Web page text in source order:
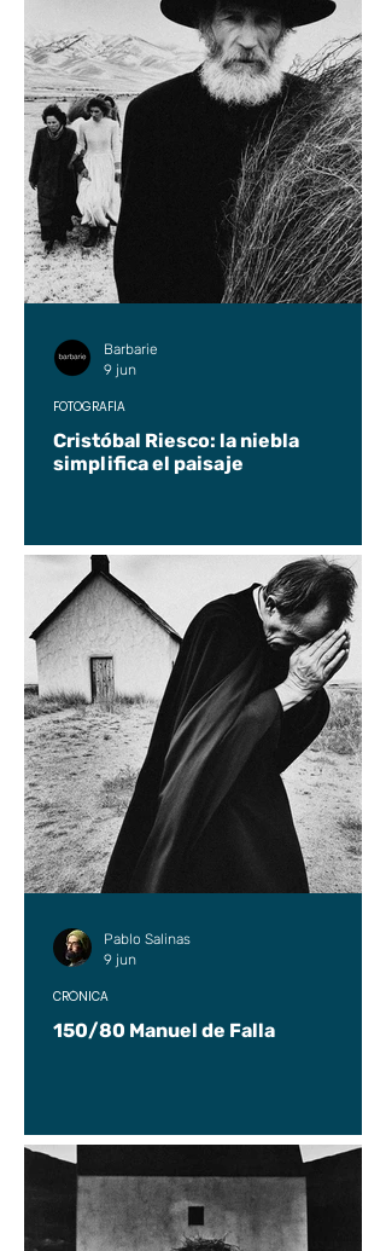
Cristóbal Riesco: la niebla
simplifica el paisaje
FOTOGRAFÍA
Barbarie
9 jun
150/80 Manuel de Falla
CRÓNICA
Pablo Salinas
9 jun